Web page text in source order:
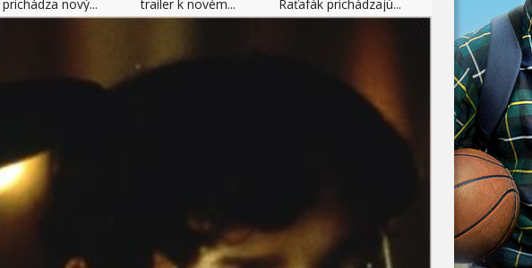
prichádza nový...
trailer k novém...
Raťafák prichádzajú...